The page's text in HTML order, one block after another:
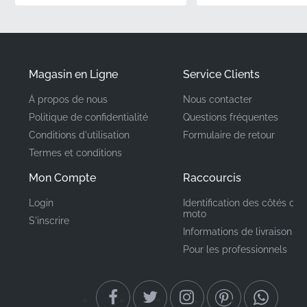
canaux officiels du fabricant, garantissant que vous
Numéro de pièce
(MPN)
64411KTYD50ZA
Fabricant
montage
carénage central, côté
gauche*
Magasin en Ligne
À propos de nous
Politique de confidentialité
Conditions d'utilisation
Termes et conditions
Mon Compte
Login
S'inscrire
Service Clients
Nous contacter
Questions fréquentes
Formulaire de retour
Raccourcis
Identification des côtés de
moto
Informations de livraison
Pour les professionnels